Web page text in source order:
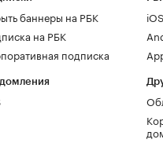
баннеры на РБК
на РБК
подписка
iOS